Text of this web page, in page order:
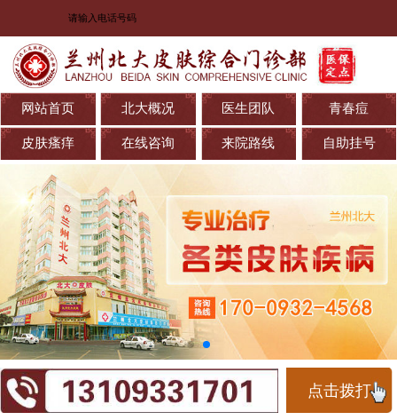
网站首页 北大概况 医生团队 青春痘
皮肤瘙痒 在线咨询 来院路线 自助挂号
点击拨打